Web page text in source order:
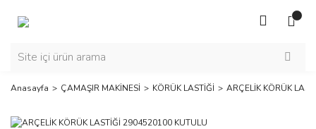
Anasayfa ÇAMAŞIR MAKİNESİ KÖRÜK LASTİĞİ ARÇELİK KÖRÜK